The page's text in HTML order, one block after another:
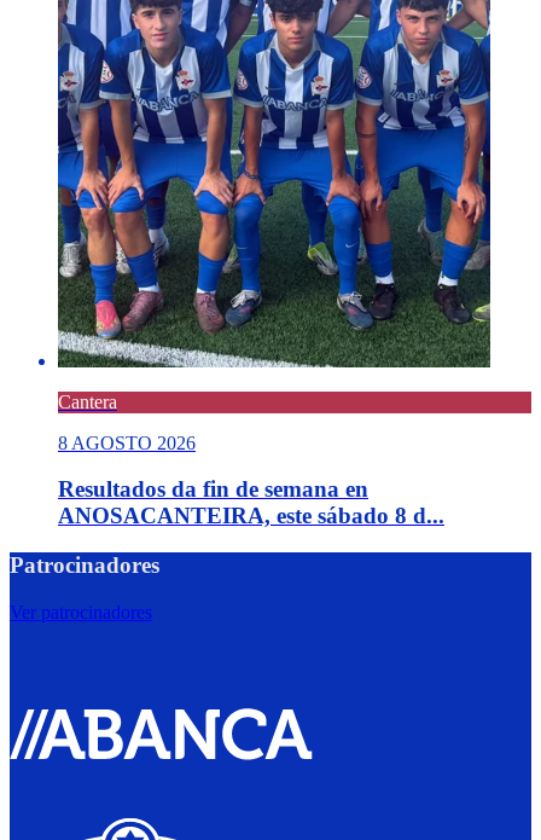
Cantera
8 AGOSTO 2026
Resultados da fin de semana en
ANOSACANTEIRA, este sábado 8 d...
Patrocinadores
Ver patrocinadores